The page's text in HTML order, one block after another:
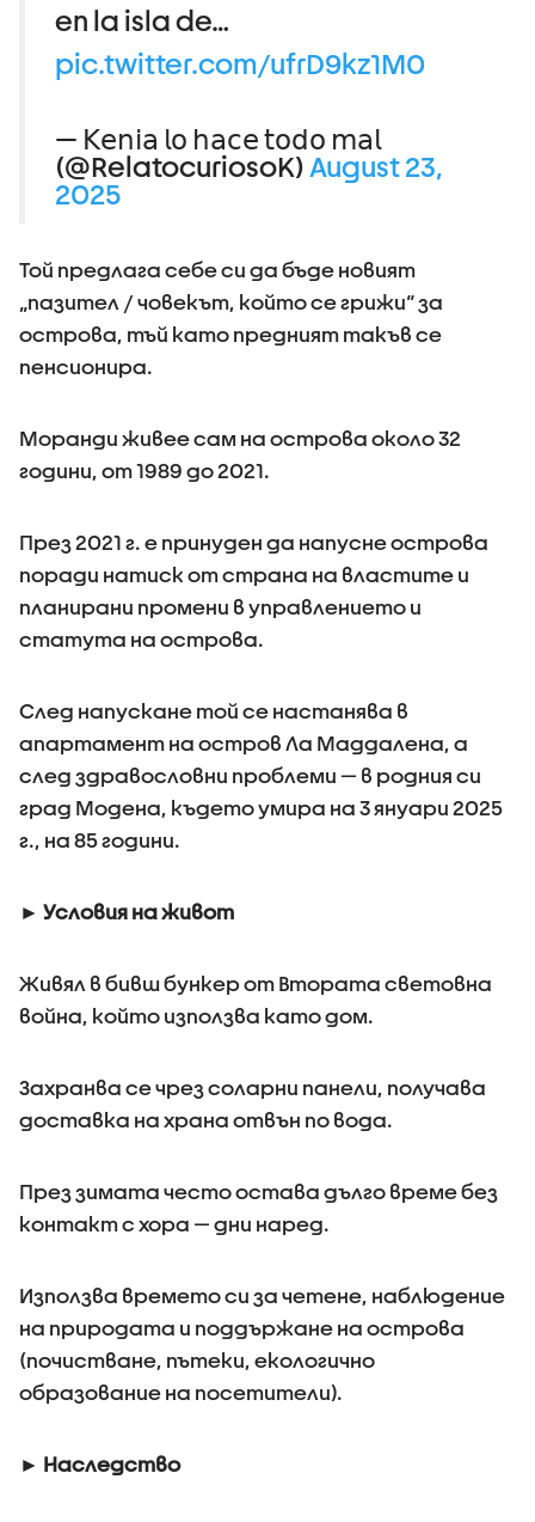
en la isla de…
pic.twitter.com/ufrD9kz1M0
— 𝖪𝖾𝗇𝗂𝖺 𝗅𝗈 𝗁𝖺𝖼𝖾 𝗍𝗈𝖽𝗈 𝗆𝖺𝗅
(@RelatocuriosoK) August 23,
2025
Той предлага себе си да бъде новият
„пазител / човекът, който се грижи“ за
острова, тъй като предният такъв се
пенсионира.
Моранди живее сам на острова около 32
години, от 1989 до 2021.
През 2021 г. е принуден да напусне острова
поради натиск от страна на властите и
планирани промени в управлението и
статута на острова.
След напускане той се настанява в
апартамент на остров Ла Маддалена, а
след здравословни проблеми — в родния си
град Модена, където умира на 3 януари 2025
г., на 85 години.
► Условия на живот
Живял в бивш бункер от Втората световна
война, който използва като дом.
Захранва се чрез соларни панели, получава
доставка на храна отвън по вода.
През зимата често остава дълго време без
контакт с хора — дни наред.
Използва времето си за четене, наблюдение
на природата и поддържане на острова
(почистване, пътеки, екологично
образование на посетители).
► Наследство